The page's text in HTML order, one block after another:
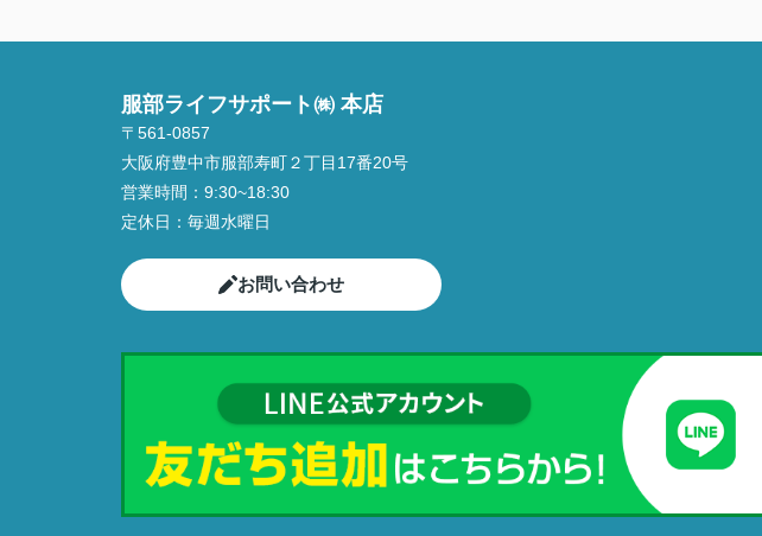
服部ライフサポート㈱ 本店
〒561-0857
大阪府豊中市服部寿町２丁目17番20号
営業時間： 9:30~18:30
定休日： 毎週水曜日
お問い合わせ